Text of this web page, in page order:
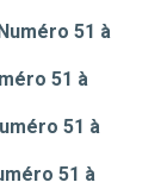
51 à
51 à
51 à
51 à